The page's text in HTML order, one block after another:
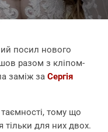
посил нового
разом з кліпом-
заміж за Сергія
тому що
тільки для них двох.